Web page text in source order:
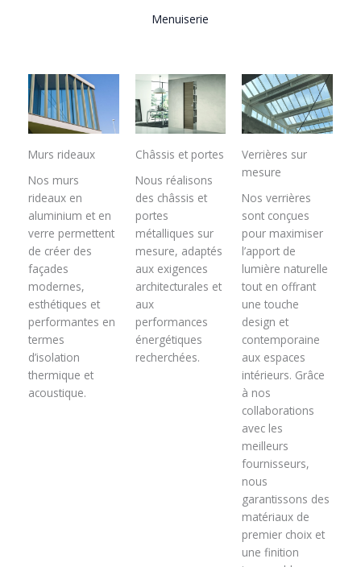
Menuiserie
Murs rideaux
Nos murs
rideaux en
aluminium et en
verre permettent
de créer des
façades
modernes,
esthétiques et
performantes en
termes
d’isolation
thermique et
acoustique.
Châssis et portes
Nous réalisons
des châssis et
portes
métalliques sur
mesure, adaptés
aux exigences
architecturales et
aux
performances
énergétiques
recherchées.
Verrières sur
mesure
Nos verrières
sont conçues
pour maximiser
l’apport de
lumière naturelle
tout en offrant
une touche
design et
contemporaine
aux espaces
intérieurs. Grâce
à nos
collaborations
avec les
meilleurs
fournisseurs,
nous
garantissons des
matériaux de
premier choix et
une finition